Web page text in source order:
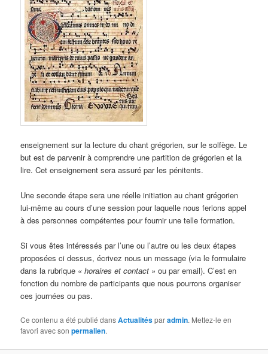
enseignement sur la lecture du chant grégorien, sur le solfège. Le
but est de parvenir à comprendre une partition de grégorien et la
lire. Cet enseignement sera assuré par les pénitents.
Une seconde étape sera une réelle initiation au chant grégorien
lui-même au cours d’une session pour laquelle nous ferions appel
à des personnes compétentes pour fournir une telle formation.
Si vous êtes intéressés par l’une ou l’autre ou les deux étapes
proposées ci dessus, écrivez nous un message (via le formulaire
dans la rubrique « horaires et contact » ou par email). C’est en
fonction du nombre de participants que nous pourrons organiser
ces journées ou pas.
Ce contenu a été publié dansActualitésparadmin. Mettez-le en
favori avec sonpermalien.